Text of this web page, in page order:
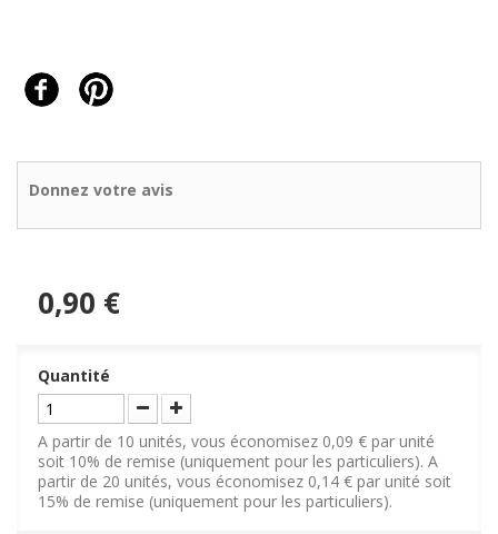
Donnez votre avis
0,90 €
Quantité
A partir de 10 unités, vous économisez 0,09 € par unité
soit 10% de remise (uniquement pour les particuliers). A
partir de 20 unités, vous économisez 0,14 € par unité soit
15% de remise (uniquement pour les particuliers).